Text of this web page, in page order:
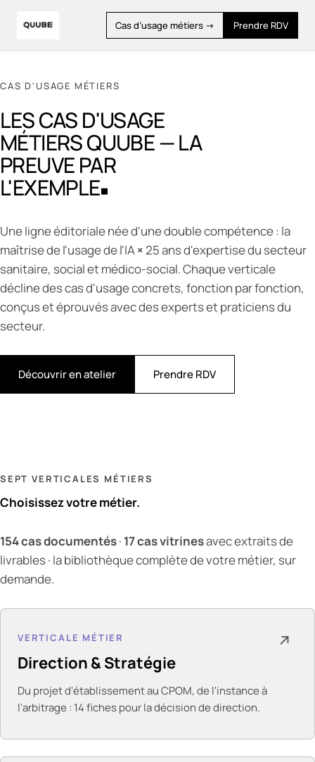
Cas d’usage métiers → Prendre RDV
CAS D'USAGE MÉTIERS
LES CAS D'USAGE
MÉTIERS QUUBE — LA
PREUVE PAR
L'EXEMPLE
Une ligne éditoriale née d'une double compétence : la
maîtrise de l'usage de l'IA×25 ans d'expertise du secteur
sanitaire, social et médico-social. Chaque verticale
décline des cas d'usage concrets, fonction par fonction,
conçus et éprouvés avec des experts et praticiens du
secteur.
Découvrir en atelier Prendre RDV
SEPT VERTICALES MÉTIERS
Choisissez votre métier.
154cas documentés· 17cas vitrinesavec extraits de
livrables · la bibliothèque complète de votre métier, sur
demande.
VERTICALE MÉTIER
Direction & Stratégie
Du projet d'établissement au CPOM, de l'instance à
l'arbitrage : 14 fiches pour la décision de direction.
↗